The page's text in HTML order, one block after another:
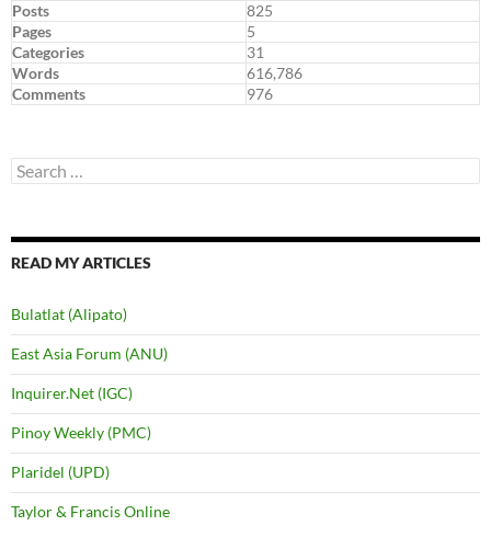
Posts
825
Pages
5
Categories
31
Words
616,786
Comments
976
Search
for:
READ MY ARTICLES
Bulatlat (Alipato)
East Asia Forum (ANU)
Inquirer.Net (IGC)
Pinoy Weekly (PMC)
Plaridel (UPD)
Taylor & Francis Online